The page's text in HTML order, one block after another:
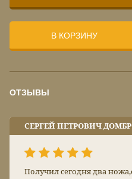
В КОРЗИНУ
ОТЗЫВЫ
СЕРГЕЙ ПЕТРОВИЧ
Получил сегодня два